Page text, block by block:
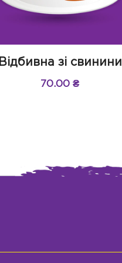
Відбивна зі свинини
70.00₴